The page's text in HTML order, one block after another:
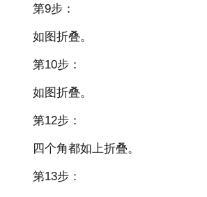
第9步：
如图折叠。
第10步：
如图折叠。
第12步：
四个角都如上折叠。
第13步：